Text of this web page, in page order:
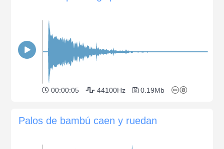
00:00:05 44100Hz 0.19Mb
Palos de bambú caen y ruedan